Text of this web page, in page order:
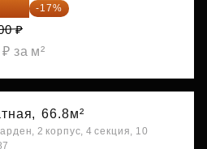
₽ -17%
₽
за м²
66.8м²
2 корпус, 4 секция, 10